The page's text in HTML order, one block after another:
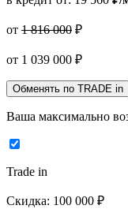
от 1 816 000 ₽
от 1 039 000 ₽
Обменять по TRADE in
Ваша максимально
Trade in
Скидка: 100 000 ₽